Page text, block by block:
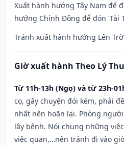
Xuất hành hướng Tây Nam để
hướng Chính Đông để đón 'Tài
Tránh xuất hành hướng Lên
Giờ xuất hành Theo Lý
Từ 11h-13h (Ngọ) và từ 23h-
cọ, gây chuyện đói kém, phải
nhất nên hoãn lại. Phòng
lây bệnh. Nói chung những
việc quan,…nên tránh đi vào